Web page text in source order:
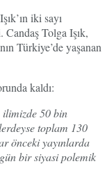
iki sayı
Candaş Tolga Işık,
Türkiye’de yaşanan
kaldı:
50 bin
toplam 130
önceki yayınlarda
bir siyasi polemik